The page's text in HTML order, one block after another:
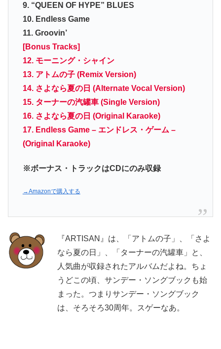
9. “QUEEN OF HYPE” BLUES
10. Endless Game
11. Groovin’
[Bonus Tracks]
12. モーニング・シャイン
13. アトムの子 (Remix Version)
14. さよなら夏の日 (Alternate Vocal Version)
15. ターナーの汽罐車 (Single Version)
16. さよなら夏の日 (Original Karaoke)
17. Endless Game – エンドレス・ゲーム –
(Original Karaoke)
※ボーナス・トラックはCDにのみ収録
→Amazonで購入する
『ARTISAN』は、「アトムの子」、「さよ
なら夏の日」、「ターナーの汽罐車」と、
人気曲が収録されたアルバムだよね。ちょ
うどこの頃、サンデー・ソングブックも始
まった。つまりサンデー・ソングブック
は、そろそろ30周年。スゲーなあ。